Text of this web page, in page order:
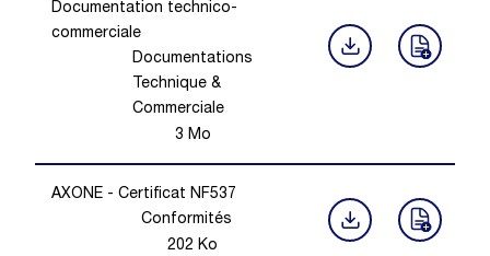
Documentation technico-
commerciale
Documentations
Technique &
Commerciale
3 Mo
AXONE - Certificat NF537
Conformités
202 Ko